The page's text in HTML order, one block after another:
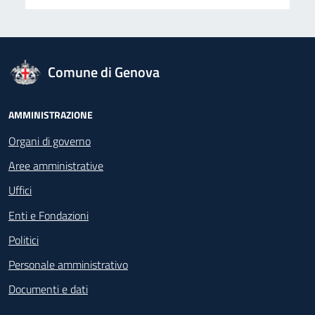
logo Unione Europea
Comune di Genova
Footer - Navigazione
AMMINISTRAZIONE
Organi di governo
Aree amministrative
Uffici
Enti e Fondazioni
Politici
Personale amministrativo
Documenti e dati